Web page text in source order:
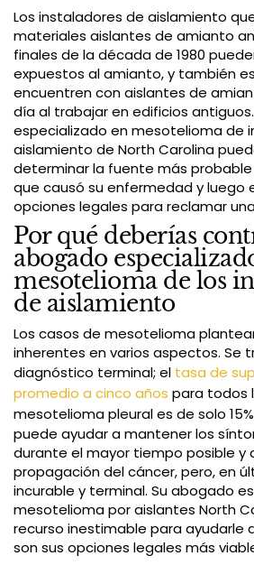
Los instaladores de aislamiento
materiales aislantes de amianto
finales de la década de 1980
expuestos al amianto, y también
encuentren con aislantes de
día al trabajar en edificios
especializado en mesotelioma de
aislamiento de North Carolina
determinar la fuente más
que causó su enfermedad y luego
opciones legales para reclamar
Por qué deberías
abogado
mesotelioma de los
de aislamiento
Los casos de mesotelioma
inherentes en varios aspectos. Se
diagnóstico terminal; el tasa de
promedio a cinco años para todos
mesotelioma pleural es de solo
puede ayudar a mantener los
durante el mayor tiempo posible y
propagación del cáncer, pero, en
incurable y terminal. Su abogado
mesotelioma por aislantes North
recurso inestimable para ayudarle
son sus opciones legales más